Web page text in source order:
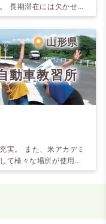
長期滞在には欠かせな
にご用意してます。 天
判。時には、地元グル
山形県
動車教習所
実。 また、米アカデミ
て様々な場所が使用さ
ださい。